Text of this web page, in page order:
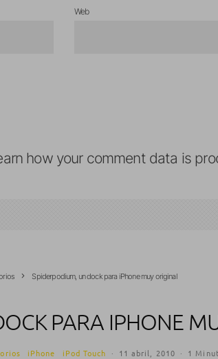
Web
how your comment data is
Spiderpodium, un dock para iPhone muy original
PARA IPHONE
iPhone iPod Touch · 11 abril, 2010 · 1